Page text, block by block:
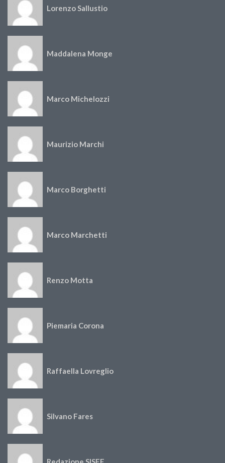
Lorenzo Sallustio
Maddalena Monge
Marco Michelozzi
Maurizio Marchi
Marco Borghetti
Marco Marchetti
Renzo Motta
Piemaria Corona
Raffaella Lovreglio
Silvano Fares